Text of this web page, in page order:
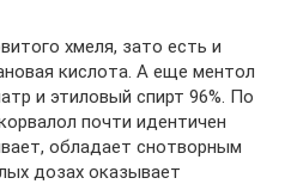
хмеля, зато есть и
кислота. А еще ментол
и этиловый спирт 96%. По
почти идентичен
обладает снотворным
дозах оказывает